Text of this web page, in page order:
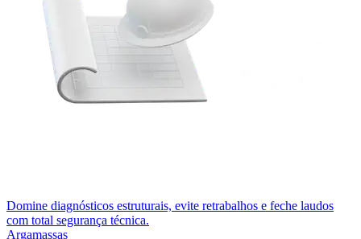
Domine diagnósticos estruturais, evite retrabalhos e feche laudos
com total segurança técnica.
Argamassas